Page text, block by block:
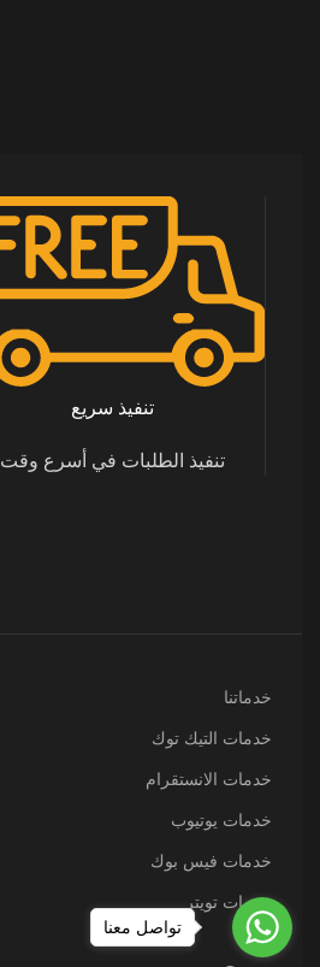
تنفيذ سريع
تنفيذ الطلبات في أسرع وقت
خدماتنا
خدمات التيك توك
خدمات الانستقرام
خدمات يوتيوب
خدمات فيس بوك
خدمات تويتر
تواصل معنا